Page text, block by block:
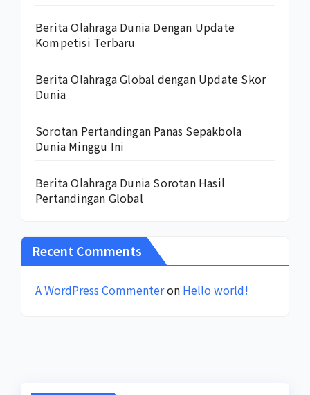
Berita Olahraga Dunia Dengan Update
Kompetisi Terbaru
Berita Olahraga Global dengan Update Skor
Dunia
Sorotan Pertandingan Panas Sepakbola
Dunia Minggu Ini
Berita Olahraga Dunia Sorotan Hasil
Pertandingan Global
Recent Comments
A WordPress Commenteron Hello world!